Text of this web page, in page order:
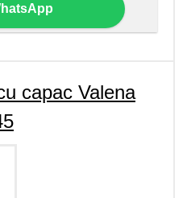
capac Valena